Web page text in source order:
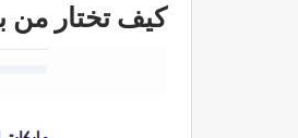
كيف تختار من